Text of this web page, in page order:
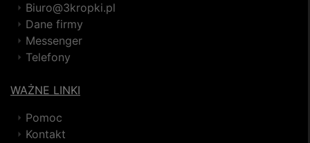
Biuro@3kropki.pl
Dane firmy
Messenger
Telefony
WAŻNE LINKI
Pomoc
Kontakt